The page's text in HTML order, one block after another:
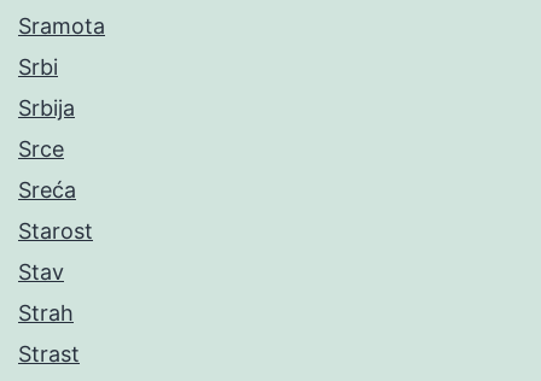
Sramota
Srbi
Srbija
Srce
Sreća
Starost
Stav
Strah
Strast